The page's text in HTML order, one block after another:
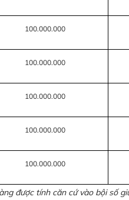
100.000.000
100.000.000
100.000.000
100.000.000
100.000.000
được tính căn cứ vào bội số